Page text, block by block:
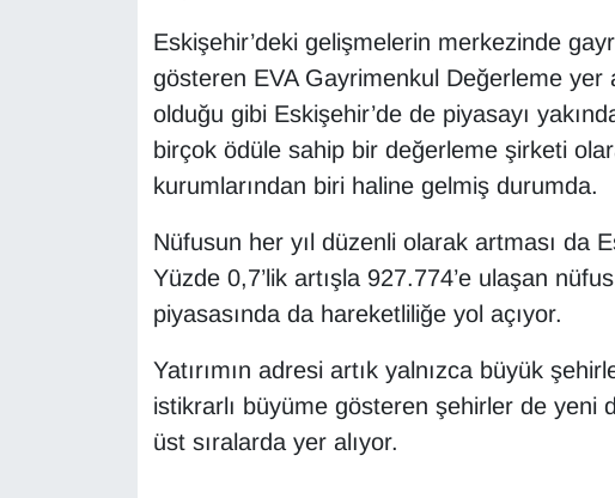
Eskişehir’deki gelişmelerin merkezinde
gösteren EVA Gayrimenkul Değerleme yer
olduğu gibi Eskişehir’de de piyasayı
birçok ödüle sahip bir değerleme şirketi
kurumlarından biri haline gelmiş durumda.
Nüfusun her yıl düzenli olarak artması da
Yüzde 0,7’lik artışla 927.774’e ulaşan
piyasasında da hareketliliğe yol açıyor.
Yatırımın adresi artık yalnızca büyük
istikrarlı büyüme gösteren şehirler de yeni
üst sıralarda yer alıyor.